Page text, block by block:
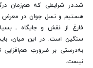
شد.در شرایطی که هم‌زمان
هستیم و نسل جوان در معرض
فارغ از نقش و جایگاه ـ
سنگین است. در این میان،
به‌درستی بر ضرورتِ هم‌افزایی
نیست.